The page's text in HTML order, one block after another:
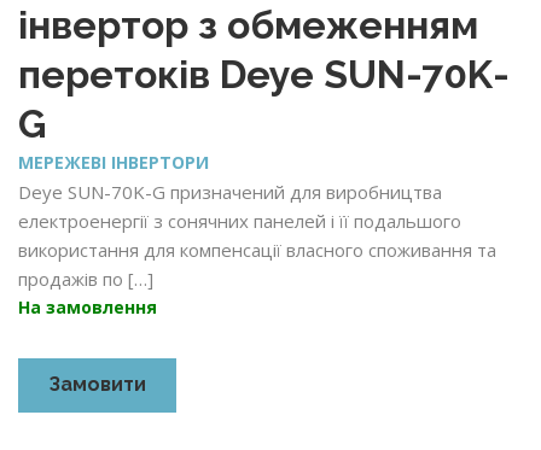
інвертор з обмеженням
перетоків Deye SUN-70K-
G
МЕРЕЖЕВІ ІНВЕРТОРИ
Deye SUN-70K-G призначений для виробництва
електроенергії з сонячних панелей і її подальшого
використання для компенсації власного споживання та
продажів по […]
На замовлення
Замовити